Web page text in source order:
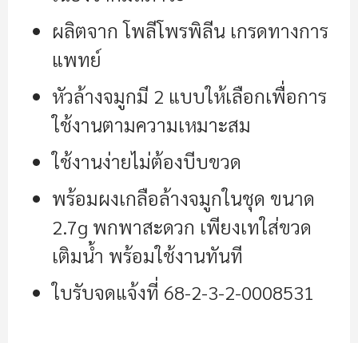
ผลิตจาก โพลีโพรพิลีน เกรดทางการ
แพทย์
หัวล้างจมูกมี 2 แบบให้เลือกเพื่อการ
ใช้งานตามความเหมาะสม
ใช้งานง่ายไม่ต้องบีบขวด
พร้อมผงเกลือล้างจมูกในชุด ขนาด
2.7g พกพาสะดวก เพียงเทใส่ขวด
เติมน้ำ พร้อมใช้งานทันที
ใบรับจดแจ้งที่ 68-2-3-2-0008531